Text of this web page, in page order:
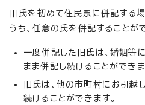
旧氏を初めて住民票に併記する
うち、任意の氏を併記することが
一度併記した旧氏は、婚姻等
まま併記し続けることができま
旧氏は、他の市町村にお引越
続けることができます。